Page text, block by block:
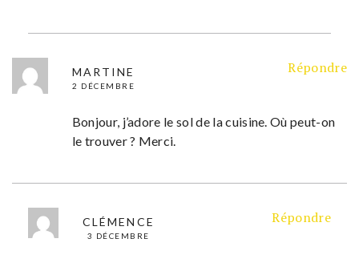
MARTINE
2 DÉCEMBRE
Répondre
Bonjour, j’adore le sol de la cuisine. Où peut-on
le trouver ? Merci.
CLÉMENCE
3 DÉCEMBRE
Répondre